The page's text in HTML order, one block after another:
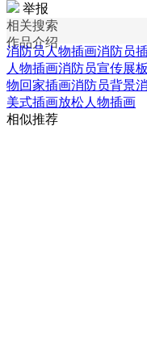
举报
相关搜索
作品介绍
消防员人物插画消防员
人物插画消防员宣传展板
物回家插画消防员背景
美式插画放松人物插画
相似推荐